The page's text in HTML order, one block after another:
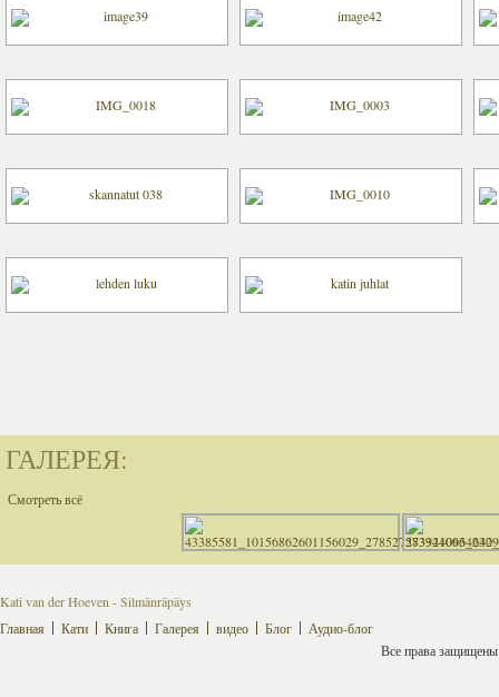
ГАЛЕРЕЯ:
Смотреть всё
Kati van der Hoeven - Silmänräpäys
Главная
Кати Книга Галерея видео Блог
Аудио-блог
Все права